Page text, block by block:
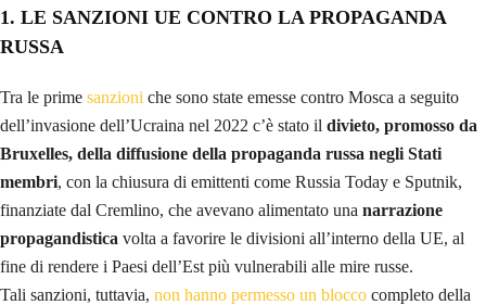
1. LE SANZIONI UE CONTRO LA PROPAGANDA
RUSSA
Tra le prime sanzioni che sono state emesse contro Mosca a seguito
dell’invasione dell’Ucraina nel 2022 c’è stato il divieto, promosso da
Bruxelles, della diffusione della propaganda russa negli Stati
membri, con la chiusura di emittenti come Russia Today e Sputnik,
finanziate dal Cremlino, che avevano alimentato una narrazione
propagandistica volta a favorire le divisioni all’interno della UE, al
fine di rendere i Paesi dell’Est più vulnerabili alle mire russe.
Tali sanzioni, tuttavia, non hanno permesso un blocco completo della